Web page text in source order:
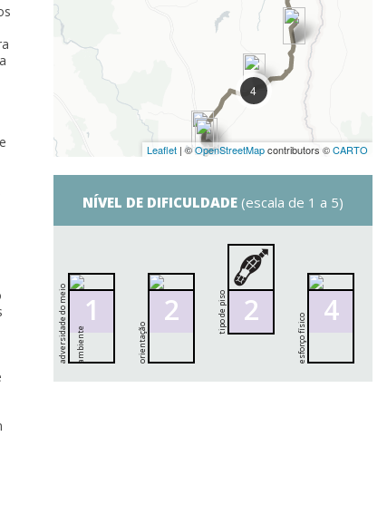
4
Leaflet | ©OpenStreetMapcontributors ©CARTO
NÍVEL DE DIFICULDADE (escala de 1 a 5)
a
d
v
e
r
s
i
d a
d
e
d
o
m
e
i
o
a
m
b
i
e
n
t e
1
orientação
2 tipo de piso 2
esforço físico
4